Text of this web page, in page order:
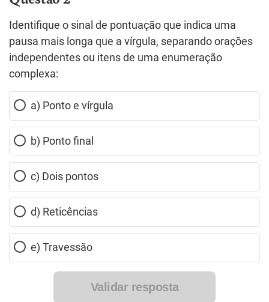
Identifique o sinal de pontuação que indica uma
pausa mais longa que a vírgula, separando orações
independentes ou itens de uma enumeração
complexa:
a) Ponto e vírgula
b) Ponto final
c) Dois pontos
d) Reticências
e) Travessão
Validar resposta